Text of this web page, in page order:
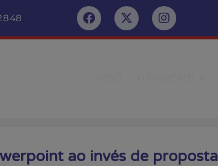
ao invés de proposta